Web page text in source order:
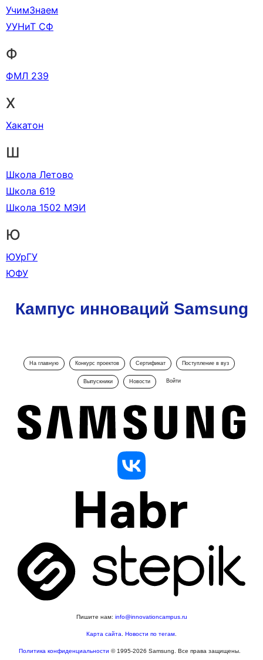
УчимЗнаем
УУНиТ СФ
Ф
ФМЛ 239
Х
Хакатон
Ш
Школа Летово
Школа 619
Школа 1502 МЭИ
Ю
ЮУрГУ
ЮФУ
Кампус инноваций Samsung
На главную Конкурс проектов Сертификат Поступление в вуз
Выпускники Новости Войти
Пишите нам: info@innovationcampus.ru
Карта сайта Новости по тегам
Политика конфиденциальности © 1995-2026 Samsung. Все права защищены.